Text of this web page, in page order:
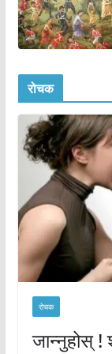
रोचक
रोचक
जान्नुहोस् !